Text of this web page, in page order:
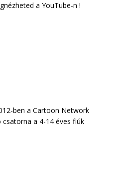
a YouTube-n !
ben a Cartoon Network
a 4-14 éves fiúk